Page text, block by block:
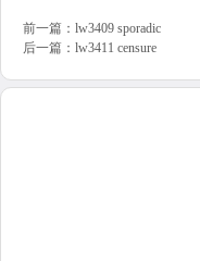
前一篇： lw3409 sporadic
后一篇： lw3411 censure